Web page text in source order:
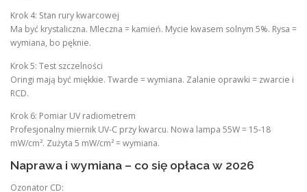
Krok 4: Stan rury kwarcowej
Ma być krystaliczna. Mleczna = kamień. Mycie kwasem solnym 5%. Rysa =
wymiana, bo pęknie.
Krok 5: Test szczelności
Oringi mają być miękkie. Twarde = wymiana. Zalanie oprawki = zwarcie i
RCD.
Krok 6: Pomiar UV radiometrem
Profesjonalny miernik UV-C przy kwarcu. Nowa lampa 55W = 15-18
mW/cm². Zużyta 5 mW/cm² = wymiana.
Naprawa i wymiana – co się opłaca w 2026
Ozonator CD: